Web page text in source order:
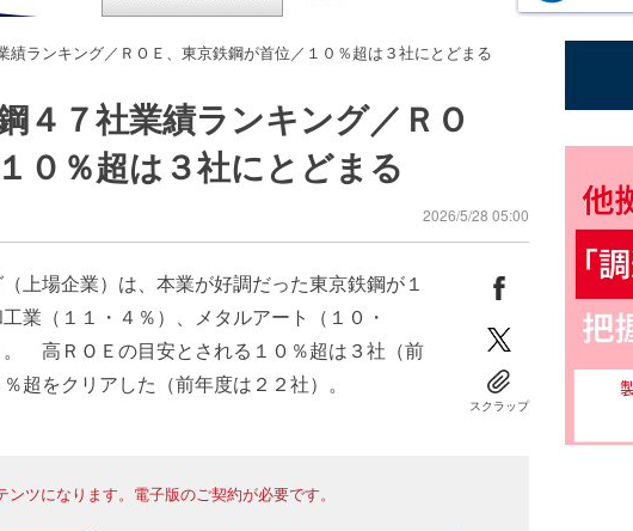
績ランキング／ＲＯＥ、東京鉄鋼が首位／１０％超は３社にとどまる
４７社業績ランキング／ＲＯ
０％超は３社にとどまる
2026/5/28 05:00
上場企業）は、本業が好調だった東京鉄鋼が１
業（１１・４％）、メタルアート（１０・
高ＲＯＥの目安とされる１０％超は３社（前
超をクリアした（前年度は２２社）。
スクラップ
ツになります。電子版のご契約が必要です。